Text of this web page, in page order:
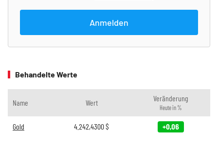
Anmelden
Behandelte Werte
Name Wert Veränderung
Heute in %
Gold 4.242,4300$ +0,06